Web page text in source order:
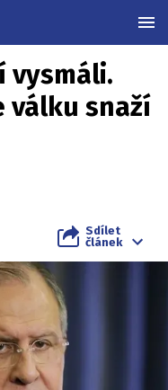
vysmáli.
válku snaží
Sdílet
článek